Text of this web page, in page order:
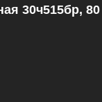
30ч515бр,